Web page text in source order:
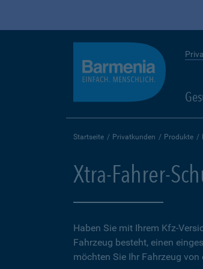
Startseite Privatkunden Produkte
Xtra-Fahrer-
Haben Sie mit Ihrem Kfz-
Fahrzeug besteht, einen
möchten Sie Ihr Fahrzeug